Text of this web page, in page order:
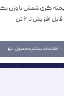
و قابل افزایش تا 6 تن
اطلاعات بیشتر محصول